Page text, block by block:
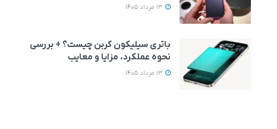
باتری سیلیکون کربن چیست؟ + بررسی
نحوه عملکرد، مزایا و معایب